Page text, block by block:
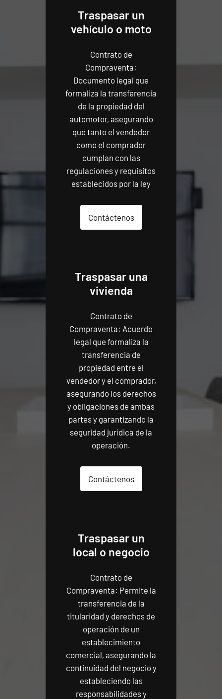
Traspasar un
vehículo o moto
Contrato de
Compraventa:
Documento legal que
formaliza la transferencia
de la propiedad del
automotor, asegurando
que tanto el vendedor
como el comprador
cumplan con las
regulaciones y requisitos
establecidos por la ley
Contáctenos
Traspasar una
vivienda
Contrato de
Compraventa: Acuerdo
legal que formaliza la
transferencia de
propiedad entre el
vendedor y el comprador,
asegurando los derechos
y obligaciones de ambas
partes y garantizando la
seguridad jurídica de la
operación.
Contáctenos
Traspasar un
local o negocio
Contrato de
Compraventa: Permite la
transferencia de la
titularidad y derechos de
operación de un
establecimiento
comercial, asegurando la
continuidad del negocio y
estableciendo las
responsabilidades y